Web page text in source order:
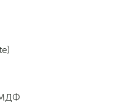
МДФ